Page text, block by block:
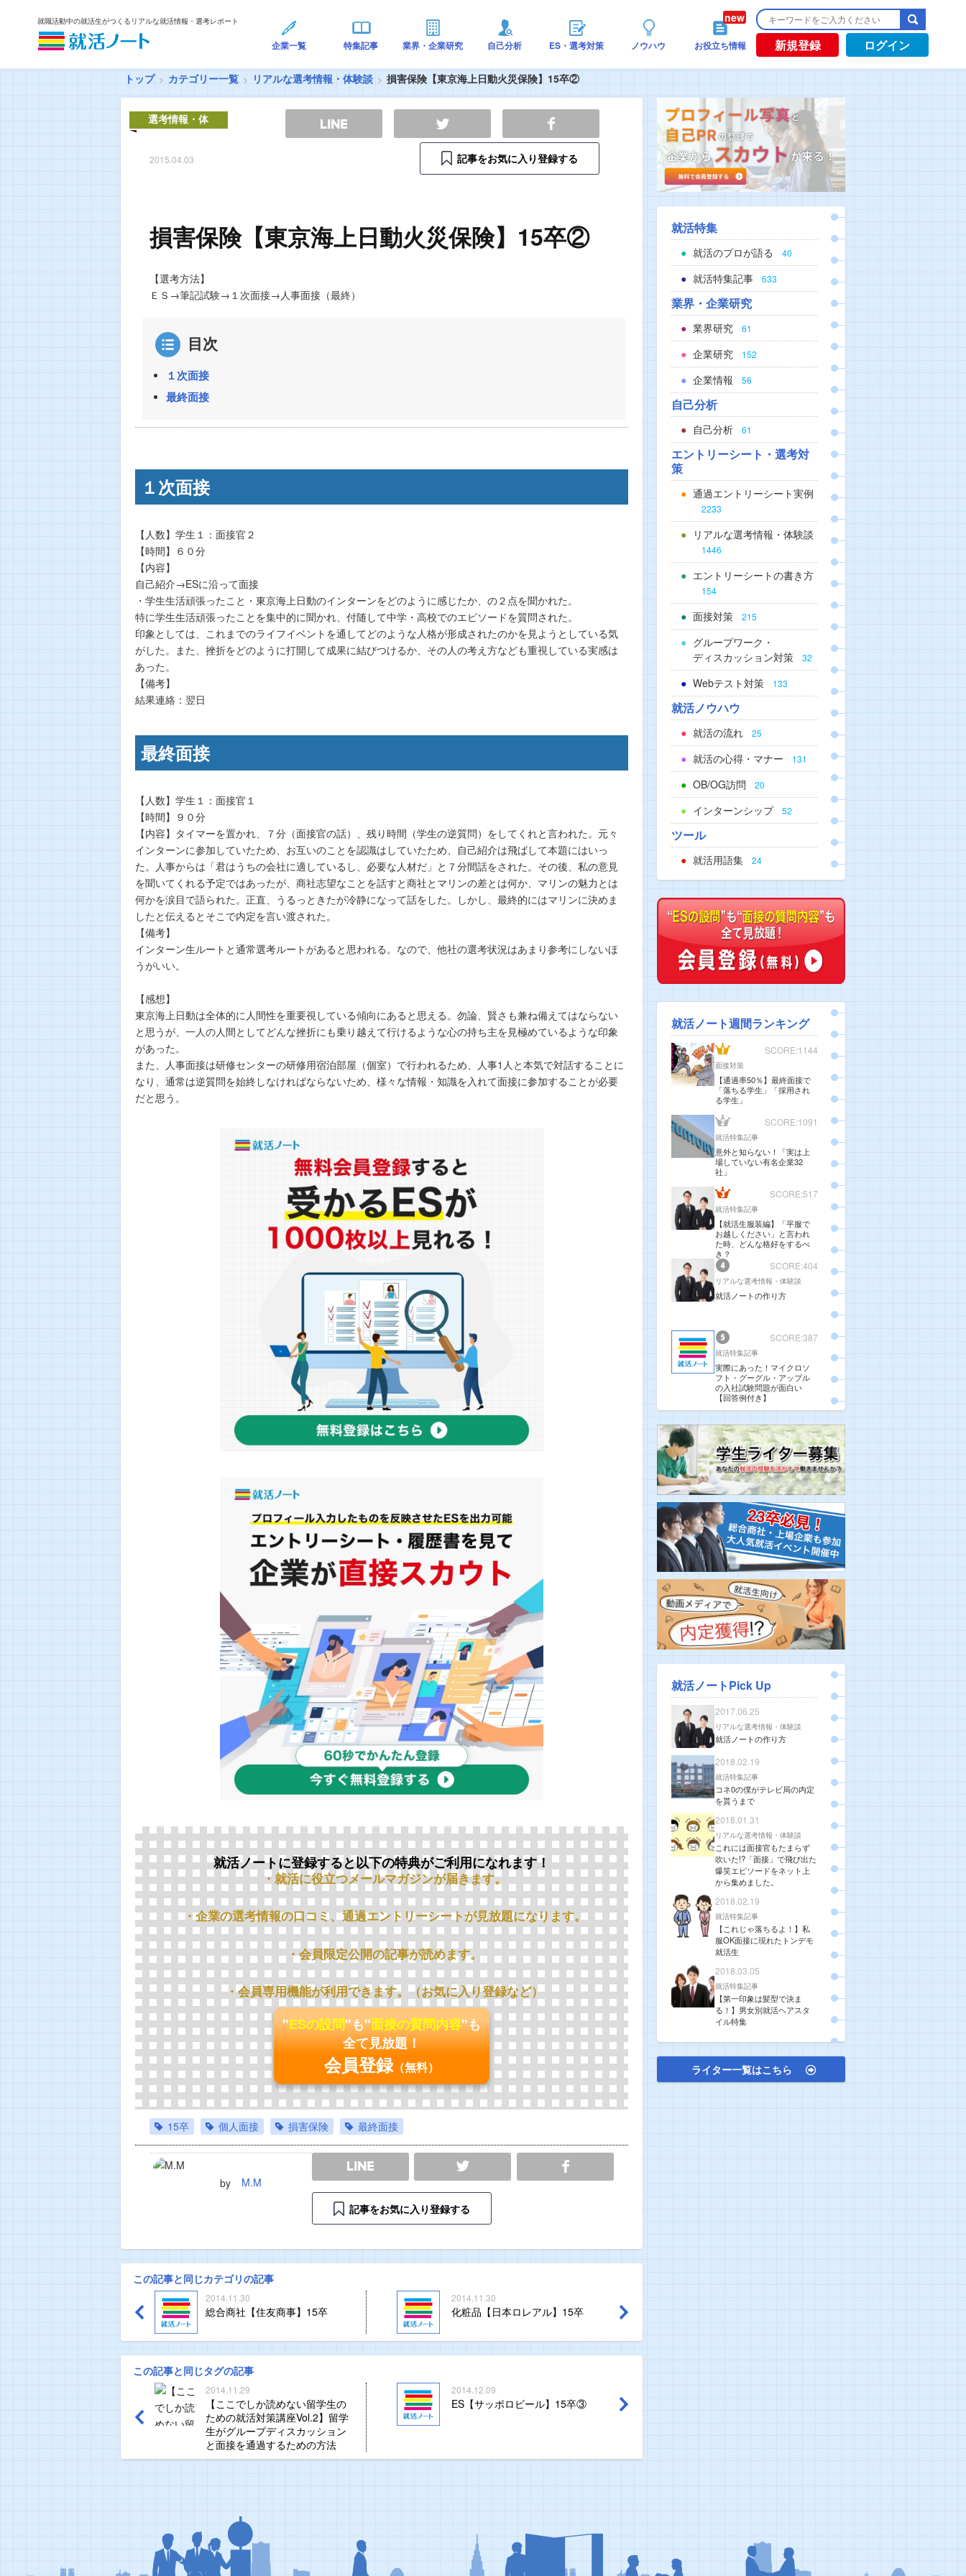
就職活動中の就活生がつくるリアルな就活情報・選考レポート
企業一覧 特集記事 業界・企業研究 自己分析 ES・選考対策 ノウハウ お役立ち情報 新規登録 ログイン
トップ カテゴリー一覧 リアルな選考情報・体験談 損害保険【東京海上日動火災保険】15卒②
選考情報・体
2015.04.03 記事をお気に入り登録する
損害保険【東京海上日動火災保険】15卒②
【選考方法】
ＥＳ→筆記試験→１次面接→人事面接（最終）
目次
１次面接
最終面接
１次面接
【人数】学生１：面接官２
【時間】６０分
【内容】
自己紹介→ESに沿って面接
・学生生活頑張ったこと・東京海上日動のインターンをどのように感じたか、の２点を聞かれた。
特に学生生活頑張ったことを集中的に聞かれ、付随して中学・高校でのエピソードを質問された。
印象としては、これまでのライフイベントを通してどのような人格が形成されたのかを見ようとしている気
がした。また、挫折をどのように打開して成果に結びつけるか、その人の考え方なども重視している実感は
あった。
【備考】
結果連絡：翌日
最終面接
【人数】学生１：面接官１
【時間】９０分
【内容】タイマーを置かれ、７分（面接官の話）、残り時間（学生の逆質問）をしてくれと言われた。元々
インターンに参加していたため、お互いのことを認識はしていたため、自己紹介は飛ばして本題にはいっ
た。人事からは「君はうちの会社に適しているし、必要な人材だ」と７分間話をされた。その後、私の意見
を聞いてくれる予定ではあったが、商社志望なことを話すと商社とマリンの差とは何か、マリンの魅力とは
何かを涙目で語られた。正直、うるっときたが冷静になって話をした。しかし、最終的にはマリンに決めま
したと伝えるとそこで内定を言い渡された。
【備考】
インターン生ルートと通常選考ルートがあると思われる。なので、他社の選考状況はあまり参考にしないほ
うがいい。
【感想】
東京海上日動は全体的に人間性を重要視している傾向にあると思える。勿論、賢さも兼ね備えてはならない
と思うが、一人の人間としてどんな挫折にも乗り越えて行けるような心の持ち主を見極めているような印象
があった。
また、人事面接は研修センターの研修用宿泊部屋（個室）で行われるため、人事1人と本気で対話することに
なり、通常は逆質問を始終しなければならないため、様々な情報・知識を入れて面接に参加することが必要
だと思う。
就活ノートに登録すると以下の特典がご利用になれます！
・就活に役立つメールマガジンが届きます。
・企業の選考情報の口コミ、通過エントリーシートが見放題になります。
・会員限定公開の記事が読めます。
・会員専用機能が利用できます。（お気に入り登録など）
"ESの設問"も"面接の質問内容"も
全て見放題！
会員登録（無料）
15卒 個人面接 損害保険 最終面接
by M.M
LINE SHARE
記事をお気に入り登録する
この記事と同じカテゴリの記事
2014.11.30
総合商社【住友商事】15卒
2014.11.30
化粧品【日本ロレアル】15卒
この記事と同じタグの記事
2014.11.29
【ここでしか読めない留学生の
ための就活対策講座Vol.2】留学
生がグループディスカッション
と面接を通過するための方法
2014.12.09
ES【サッポロビール】15卒③
就活特集
就活のプロが語る 40
就活特集記事 633
業界・企業研究
業界研究 61
企業研究 152
企業情報 56
自己分析
自己分析 61
エントリーシート・選考対
策
通過エントリーシート実例
2233
リアルな選考情報・体験談
1446
エントリーシートの書き方
154
面接対策 215
グループワーク・
ディスカッション対策
32
Webテスト対策 133
就活ノウハウ
就活の流れ 25
就活の心得・マナー 131
OB/OG訪問 20
インターンシップ 52
ツール
就活用語集 24
就活ノート週間ランキング
SCORE:1144
面接対策
【通過率50％】最終面接で
「落ちる学生」「採用され
る学生」
SCORE:1091
就活特集記事
意外と知らない！「実は上
場していない有名企業32
社」
SCORE:517
就活特集記事
【就活生服装編】「平服で
お越しください」と言われ
た時、どんな格好をするべ
き？
SCORE:404
リアルな選考情報・体験談
就活ノートの作り方
SCORE:387
就活特集記事
実際にあった！マイクロソ
フト・グーグル・アップル
の入社試験問題が面白い
【回答例付き】
就活ノートPick Up
2017.06.25
リアルな選考情報・体験談
就活ノートの作り方
2018.02.19
就活特集記事
コネ0の僕がテレビ局の内定
を貰うまで
2018.01.31
リアルな選考情報・体験談
これには面接官もたまらず
吹いた!?「面接」で飛び出た
爆笑エピソードをネット上
から集めました。
2018.02.19
就活特集記事
【これじゃ落ちるよ！】私
服OK面接に現れたトンデモ
就活生
2018.03.05
就活特集記事
【第一印象は髪型で決ま
る！】男女別就活ヘアスタ
イル特集
ライター一覧はこちら